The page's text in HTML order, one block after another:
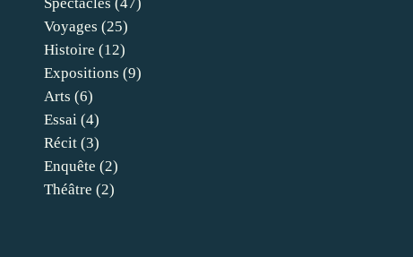
Voyages (25)
Histoire (12)
Expositions (9)
Arts (6)
Essai (4)
Récit (3)
Enquête (2)
Théâtre (2)